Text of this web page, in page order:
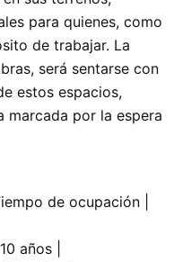
para quienes, como
de trabajar. La
será sentarse con
estos espacios,
marcada por la espera
de ocupación |
años |